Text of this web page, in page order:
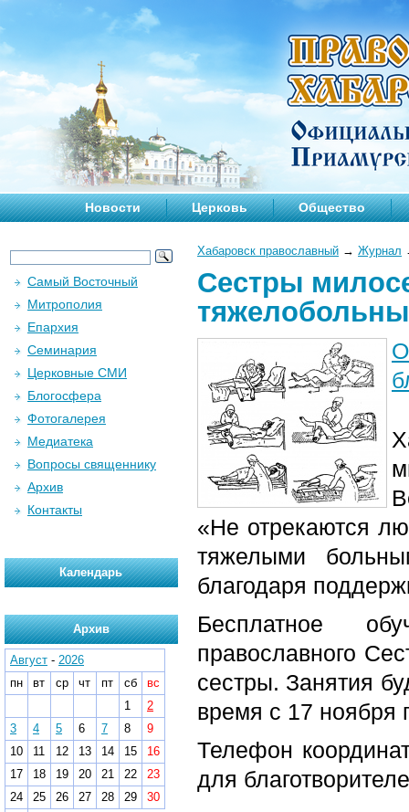
Новости Церковь Общество
Хабаровск православный → Журнал
Сестры
«Не отрекаются
тяжелыми
благодаря
Бесплатное
православного
сестры. Занятия
время с 17 ноября
Телефон
для
Самый Восточный
Митрополия
Епархия
Семинария
Церковные СМИ
Блогосфера
Фотогалерея
Медиатека
Вопросы священнику
Архив
Контакты
Календарь
Архив
Август - 2026
пн
вт ср чт пт сб
вс
1
2
3
4 5 6 7 8
9
10
11 12 13 14 15
16
17
18 19 20 21 22
23
24
25 26 27 28 29
30